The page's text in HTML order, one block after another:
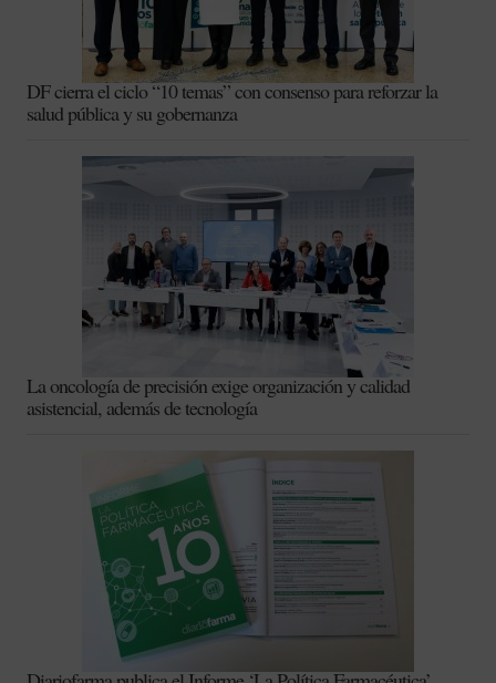
DF cierra el ciclo “10 temas” con consenso para reforzar la
salud pública y su gobernanza
La oncología de precisión exige organización y calidad
asistencial, además de tecnología